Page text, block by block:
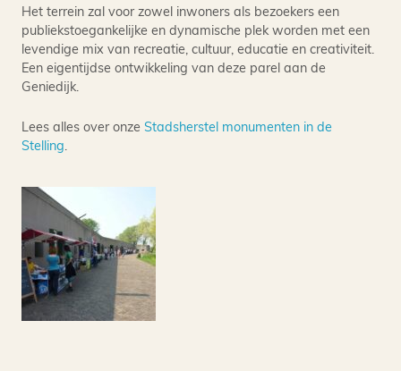
Het terrein zal voor zowel inwoners als bezoekers een
publiekstoegankelijke en dynamische plek worden met een
levendige mix van recreatie, cultuur, educatie en creativiteit.
Een eigentijdse ontwikkeling van deze parel aan de
Geniedijk.
Lees alles over onze Stadsherstel monumenten in de
Stelling